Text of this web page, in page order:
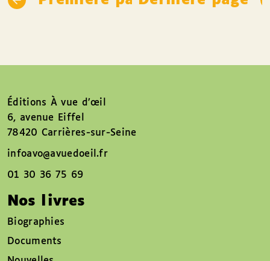
Éditions À vue d’œil
6, avenue Eiffel
78420 Carrières-sur-Seine
infoavo@avuedoeil.fr
01 30 36 75 69
Nos livres
Biographies
Documents